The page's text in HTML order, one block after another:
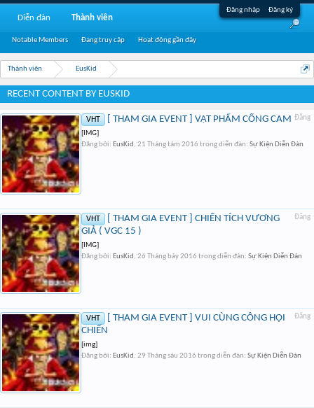
Đăng nhập Đăng ký
Thành viên EusKid
RECENT CONTENT BY EUSKID
Đăng
VHT [ THAM GIA EVENT ] VẬT PHẨM CỐNG CAM
[IMG]
Đăng bởi: EusKid , 21 Tháng tám 2016 trong diễn đàn: Sự Kiện Diễn Đàn
Đăng
VHT
[ THAM GIA EVENT ] CHIẾN TÍCH VƯƠNG
GIẢ ( VGC 15 )
[IMG]
Đăng bởi: EusKid , 26 Tháng bảy 2016 trong diễn đàn: Sự Kiện Diễn Đàn
Đăng
VHT
[ THAM GIA EVENT ] VUI CÙNG CÔNG HỘI
CHIẾN
[img]
Đăng bởi: EusKid , 29 Tháng sáu 2016 trong diễn đàn: Sự Kiện Diễn Đàn
Diễn đàn Thành viên
Notable Members Đang truy cập Hoạt động gần đây